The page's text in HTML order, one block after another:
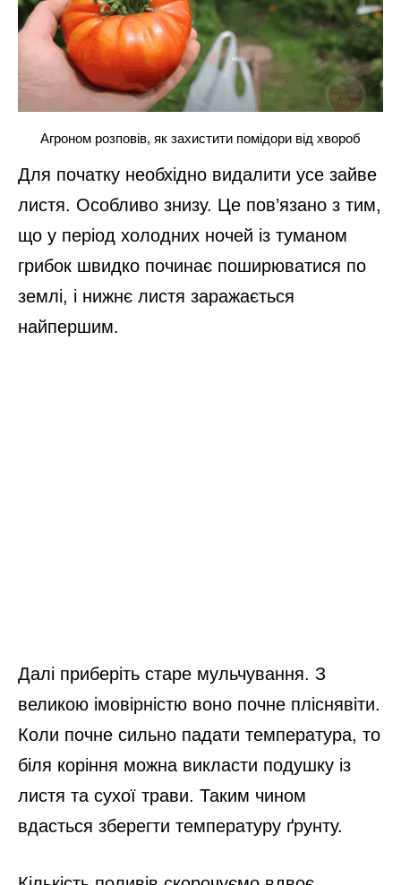
Агроном розповів, як захистити помідори від хвороб
Для початку необхідно видалити усе зайве
листя. Особливо знизу. Це пов’язано з тим,
що у період холодних ночей із туманом
грибок швидко починає поширюватися по
землі, і нижнє листя заражається
найпершим.
Далі приберіть старе мульчування. З
великою імовірністю воно почне пліснявіти.
Коли почне сильно падати температура, то
біля коріння можна викласти подушку із
листя та сухої трави. Таким чином
вдасться зберегти температуру ґрунту.